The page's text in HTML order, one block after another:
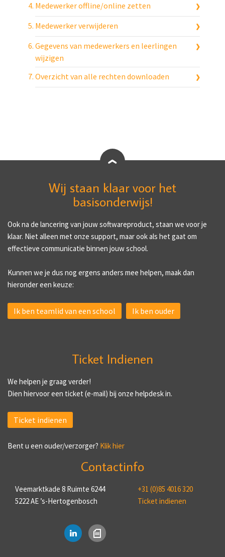
Medewerker offline/online zetten
Medewerker verwijderen
Gegevens van medewerkers en leerlingen
wijzigen
Overzicht van alle rechten downloaden
Wij staan klaar voor het
basisonderwijs!
Ook na de lancering van jouw softwareproduct, staan we voor je
klaar. Niet alleen met onze support, maar ook als het gaat om
effectieve communicatie binnen jouw school.
Kunnen we je dus nog ergens anders mee helpen, maak dan
hieronder een keuze:
Ik ben teamlid van een school Ik ben ouder
Ticket Indienen
We helpen je graag verder!
Dien hiervoor een ticket (e-mail) bij onze helpdesk in.
Ticket indienen
Bent u een ouder/verzorger? Klik hier
Contactinfo
Veemarktkade 8 Ruimte 6244
5222 AE ’s-Hertogenbosch
+31 (0)85 4016 320
Ticket indienen